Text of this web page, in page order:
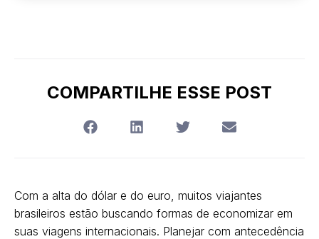
COMPARTILHE ESSE POST
Com a alta do dólar e do euro, muitos viajantes
brasileiros estão buscando formas de economizar em
suas viagens internacionais. Planejar com antecedência